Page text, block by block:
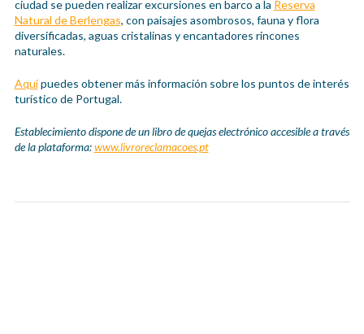
ciudad se pueden realizar excursiones en barco a la Reserva
Natural de Berlengas, con paisajes asombrosos, fauna y flora
diversificadas, aguas cristalinas y encantadores rincones
naturales.
Aquípuedes obtener más información sobre los puntos de interés
turístico de Portugal.
Establecimiento dispone de un libro de quejas electrónico accesible a través
de la plataforma:www.livroreclamacoes.pt